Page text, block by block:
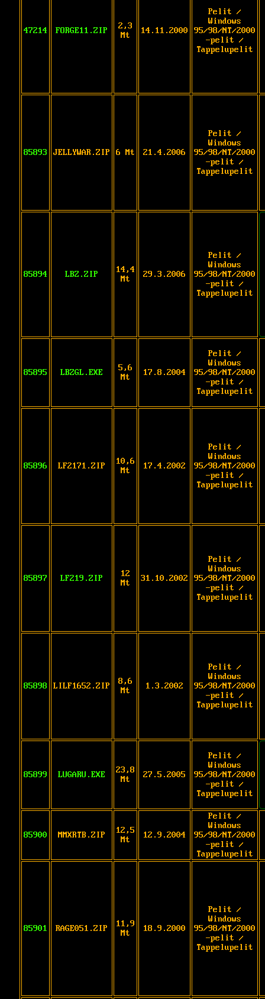
47214 FORGE11.ZIP
2,3
Mt
14.11.2000
Pelit /
Windows
95/98/NT/2000
-pelit /
Tappelupelit
85893 JELLYWAR.ZIP 6 Mt 21.4.2006
Pelit /
Windows
95/98/NT/2000
-pelit /
Tappelupelit
85894 LBZ.ZIP
14,4
Mt
29.3.2006
Pelit /
Windows
95/98/NT/2000
-pelit /
Tappelupelit
85895 LBZGL.EXE
5,6
Mt
17.8.2004
Pelit /
Windows
95/98/NT/2000
-pelit /
Tappelupelit
85896 LF2171.ZIP
10,6
Mt
17.4.2002
Pelit /
Windows
95/98/NT/2000
-pelit /
Tappelupelit
85897 LF219.ZIP
12
Mt
31.10.2002
Pelit /
Windows
95/98/NT/2000
-pelit /
Tappelupelit
85898 LILF1652.ZIP
8,6
Mt
1.3.2002
Pelit /
Windows
95/98/NT/2000
-pelit /
Tappelupelit
85899 LUGARU.EXE
23,8
Mt
27.5.2005
Pelit /
Windows
95/98/NT/2000
-pelit /
Tappelupelit
85900 MMXRTB.ZIP
12,5
Mt
12.9.2004
Pelit /
Windows
95/98/NT/2000
-pelit /
Tappelupelit
85901 RAGE051.ZIP
11,9
Mt
18.9.2000
Pelit /
Windows
95/98/NT/2000
-pelit /
Tappelupelit